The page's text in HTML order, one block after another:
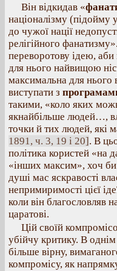
Він відкидав «
націоналізму (підойму
до чужої нації
релігійного
переворотову ідею, аби
для нього найвищою
максимальна для нього
виступати з
такими, «коло яких
якнайбільше людей…,
точки й тих людей, які
1891, ч. 3, 19 і 20]. В
політика користей «на
«інших максим», хоч
душі мас яскравості
непримиримості цієї
коли він благословляв
царатові.
Цій своїй
убійчу критику. В
більше вірну,
компромісу, як